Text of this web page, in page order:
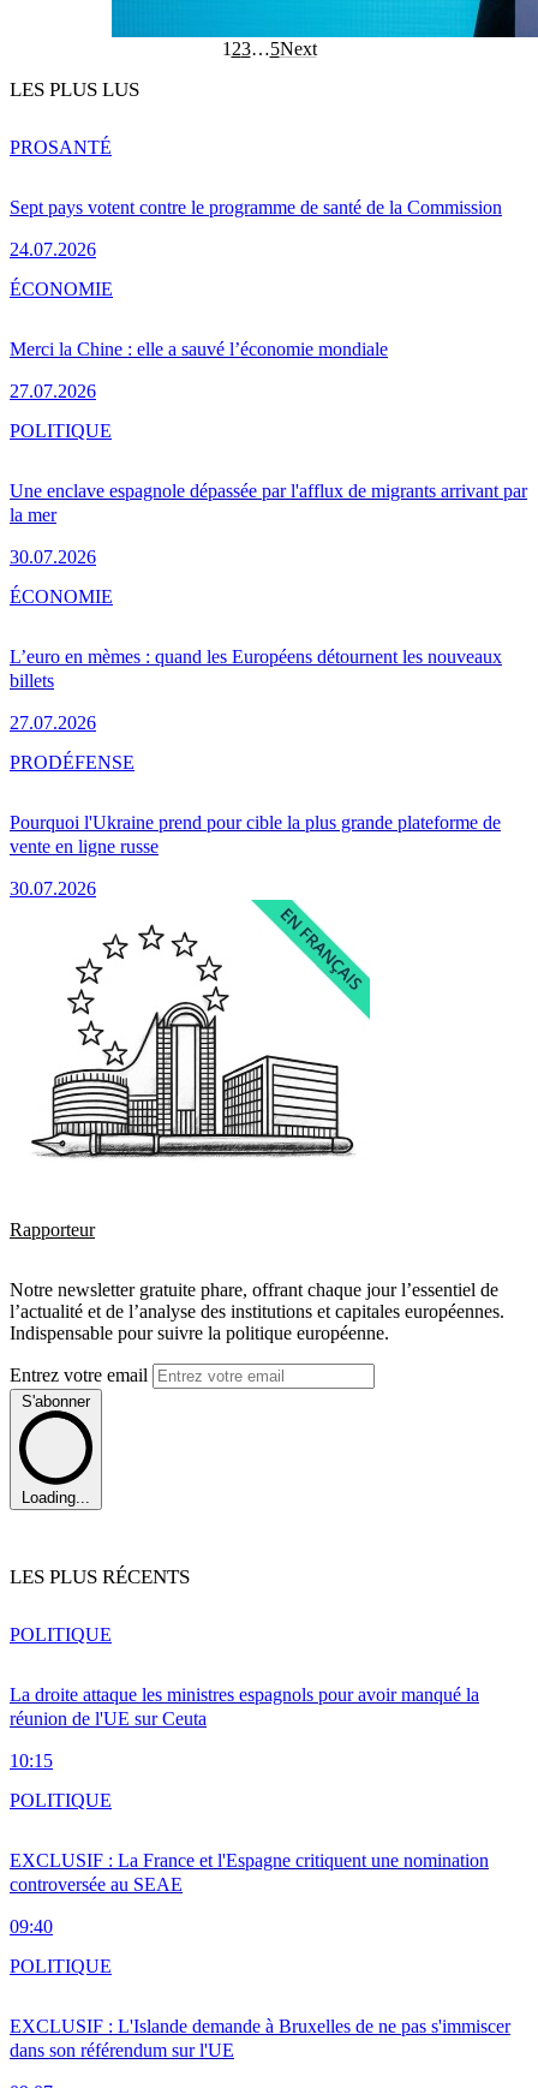
1 23…5Next
LES PLUS LUS
Sept pays votent contre le programme de santé de la Commission
24.07.2026
PROSANTÉ
Merci la Chine : elle a sauvé l’économie mondiale
27.07.2026
ÉCONOMIE
Une enclave espagnole dépassée par l'afflux de migrants arrivant par
la mer
30.07.2026
POLITIQUE
L’euro en mèmes : quand les Européens détournent les nouveaux
billets
27.07.2026
ÉCONOMIE
Pourquoi l'Ukraine prend pour cible la plus grande plateforme de
vente en ligne russe
30.07.2026
PRODÉFENSE
Rapporteur
Notre newsletter gratuite phare, offrant chaque jour l’essentiel de
l’actualité et de l’analyse des institutions et capitales européennes.
Indispensable pour suivre la politique européenne.
Entrez votre email
S'abonner
Loading...
LES PLUS RÉCENTS
La droite attaque les ministres espagnols pour avoir manqué la
réunion de l'UE sur Ceuta
10:15
POLITIQUE
EXCLUSIF : La France et l'Espagne critiquent une nomination
controversée au SEAE
09:40
POLITIQUE
EXCLUSIF : L'Islande demande à Bruxelles de ne pas s'immiscer
dans son référendum sur l'UE
POLITIQUE